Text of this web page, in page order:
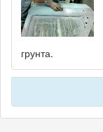
грунта.